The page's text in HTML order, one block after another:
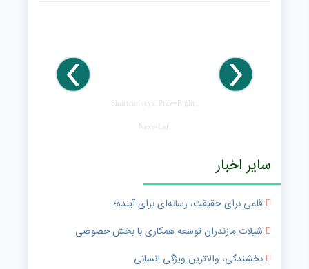
Shortcut keys: Prev=Right ,
Next=Left
سایر اخبار
قلمی برای حقیقت، رسانه‌ای برای آینده؛
شیلات مازندران توسعه همکاری با بخش خصوصی
بخشندگی، والاترین ویژگی انسانی